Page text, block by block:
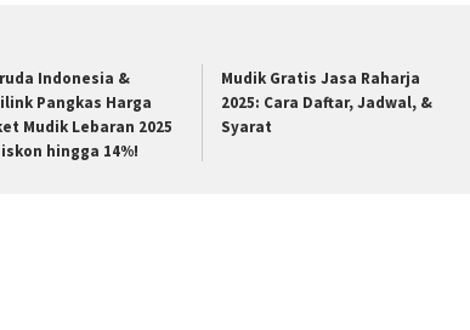
Indonesia &
Pangkas Harga
Mudik Lebaran 2025
hingga 14%!
Mudik Gratis Jasa Raharja
2025: Cara Daftar, Jadwal, &
Syarat